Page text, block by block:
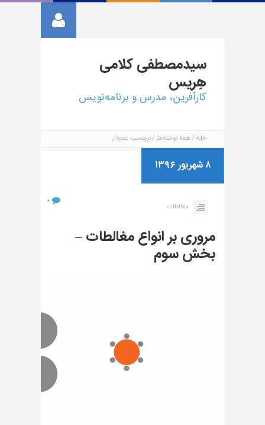
سیدمصطفیکلامی
هِریس
کارآفرین، مدرس و برنامه‌نویس
خانه همه نوشته‌ها برچسب: نمودار
۸ شهریور ۱۳۹۶
مغالطات
۰
مروری بر انواع مغالطات –
بخش سوم